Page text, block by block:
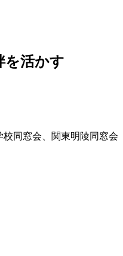
を活かす
同窓会、関東明陵同窓会